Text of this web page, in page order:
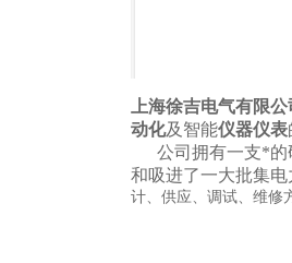
上海徐吉电气有限公
动化及智能仪器仪表
公司拥有一支*的
和吸进了一大批集
计、供应、调试、维修